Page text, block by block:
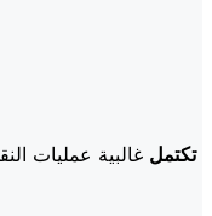
تكتمل غالبية عمليات